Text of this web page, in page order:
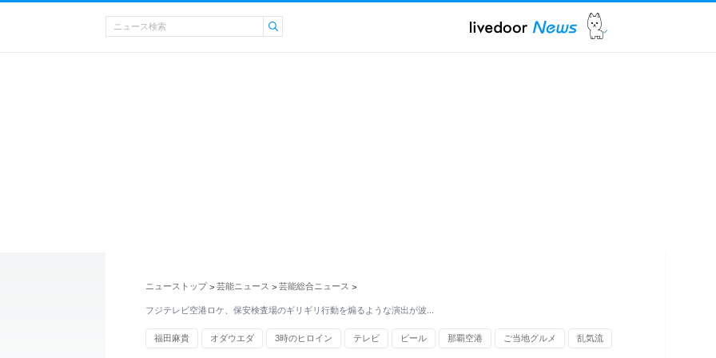
ニューストップ > 芸能ニュース > 芸能総合ニュース >
フジテレビ空港ロケ、保安検査場のギリギリ行動を煽るような演出が波…
福田麻貴 オダウエダ 3時のヒロイン テレビ ビール 那覇空港 ご当地グルメ 乱気流